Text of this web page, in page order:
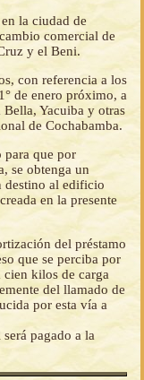
la ciudad de
comercial de
y el Beni.
con referencia a los
de enero próximo, a
Bella, Yacuiba y otras
de Cochabamba.
para que por
se obtenga un
destino al edificio
en la presente
del préstamo
que se perciba por
cien kilos de carga
del llamado de
por esta vía a
pagado a la